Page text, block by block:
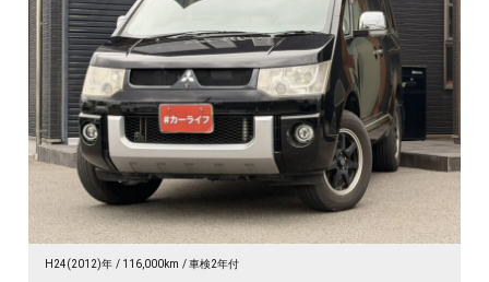
H24(2012)年 116,000km 車検2年付